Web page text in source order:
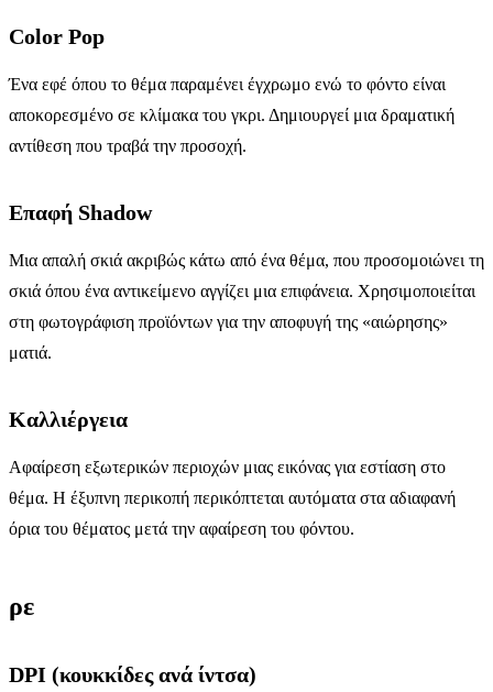
Color Pop
Ένα εφέ όπου το θέμα παραμένει έγχρωμο ενώ το φόντο είναι
αποκορεσμένο σε κλίμακα του γκρι. Δημιουργεί μια δραματική
αντίθεση που τραβά την προσοχή.
Επαφή Shadow
Μια απαλή σκιά ακριβώς κάτω από ένα θέμα, που προσομοιώνει τη
σκιά όπου ένα αντικείμενο αγγίζει μια επιφάνεια. Χρησιμοποιείται
στη φωτογράφιση προϊόντων για την αποφυγή της «αιώρησης»
ματιά.
Καλλιέργεια
Αφαίρεση εξωτερικών περιοχών μιας εικόνας για εστίαση στο
θέμα. Η έξυπνη περικοπή περικόπτεται αυτόματα στα αδιαφανή
όρια του θέματος μετά την αφαίρεση του φόντου.
ρε
DPI (κουκκίδες ανά ίντσα)